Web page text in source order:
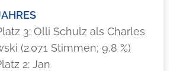
3: Olli Schulz als Charles
(2.071 Stimmen; 9,8 %)
2: Jan